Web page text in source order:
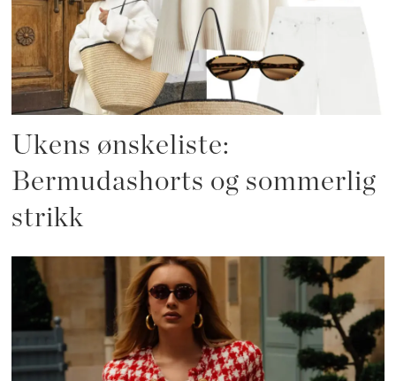
Ukens ønskeliste:
Bermudashorts og sommerlig
strikk